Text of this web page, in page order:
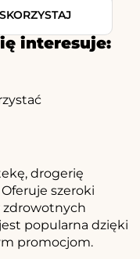
interesuje:
drogerię
szeroki
popularna dzięki
promocjom.
SKORZYSTAJ